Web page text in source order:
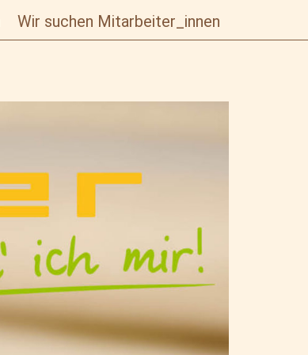
Wir suchen Mitarbeiter_innen